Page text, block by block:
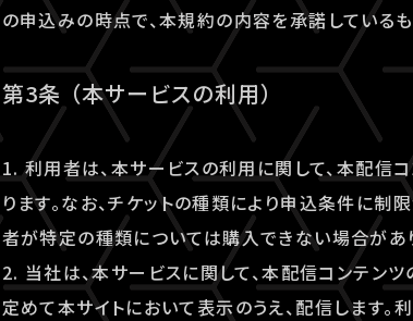
の申込みの時点で、本規約の内容を承諾しているも
第3条 （本サービスの利用）
1. 利用者は、本サービスの利用に関して、本配信
ります。なお、チケットの種類により申込条件に制
者が特定の種類については購入できない場合があ
2. 当社は、本サービスに関して、本配信コンテン
定めて本サイトにおいて表示のうえ、配信します